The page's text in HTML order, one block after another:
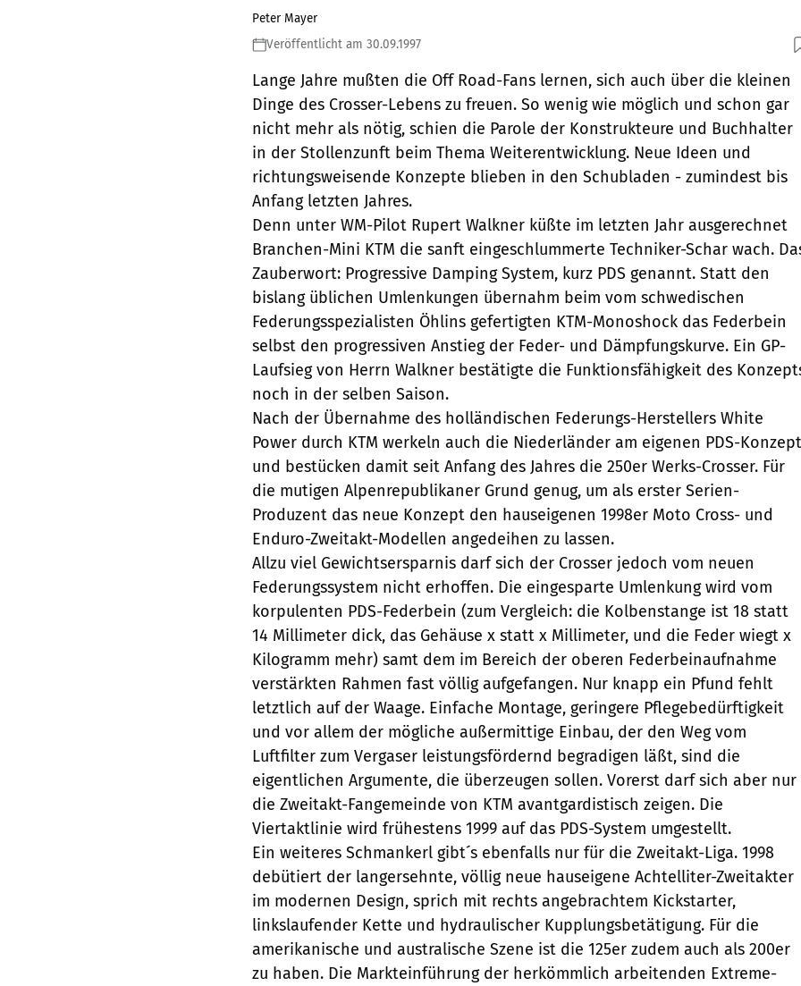
Peter Mayer
Veröffentlicht am 30.09.1997
Lange Jahre mußten die Off Road-Fans lernen, sich auch über die kleinen
Dinge des Crosser-Lebens zu freuen. So wenig wie möglich und schon gar
nicht mehr als nötig, schien die Parole der Konstrukteure und Buchhalter
in der Stollenzunft beim Thema Weiterentwicklung. Neue Ideen und
richtungsweisende Konzepte blieben in den Schubladen - zumindest bis
Anfang letzten Jahres.
Denn unter WM-Pilot Rupert Walkner küßte im letzten Jahr ausgerechnet
Branchen-Mini KTM die sanft eingeschlummerte Techniker-Schar wach.
Zauberwort: Progressive Damping System, kurz PDS genannt. Statt den
bislang üblichen Umlenkungen übernahm beim vom schwedischen
Federungsspezialisten Öhlins gefertigten KTM-Monoshock das Federbein
selbst den progressiven Anstieg der Feder- und Dämpfungskurve. Ein GP-
Laufsieg von Herrn Walkner bestätigte die Funktionsfähigkeit des
noch in der selben Saison.
Nach der Übernahme des holländischen Federungs-Herstellers White
Power durch KTM werkeln auch die Niederländer am eigenen PDS-Konzept
und bestücken damit seit Anfang des Jahres die 250er Werks-Crosser. Für
die mutigen Alpenrepublikaner Grund genug, um als erster Serien-
Produzent das neue Konzept den hauseigenen 1998er Moto Cross- und
Enduro-Zweitakt-Modellen angedeihen zu lassen.
Allzu viel Gewichtsersparnis darf sich der Crosser jedoch vom neuen
Federungssystem nicht erhoffen. Die eingesparte Umlenkung wird vom
korpulenten PDS-Federbein (zum Vergleich: die Kolbenstange ist 18 statt
14 Millimeter dick, das Gehäuse x statt x Millimeter, und die Feder wiegt x
Kilogramm mehr) samt dem im Bereich der oberen Federbeinaufnahme
verstärkten Rahmen fast völlig aufgefangen. Nur knapp ein Pfund fehlt
letztlich auf der Waage. Einfache Montage, geringere Pflegebedürftigkeit
und vor allem der mögliche außermittige Einbau, der den Weg vom
Luftfilter zum Vergaser leistungsfördernd begradigen läßt, sind die
eigentlichen Argumente, die überzeugen sollen. Vorerst darf sich aber nur
die Zweitakt-Fangemeinde von KTM avantgardistisch zeigen. Die
Viertaktlinie wird frühestens 1999 auf das PDS-System umgestellt.
Ein weiteres Schmankerl gibt´s ebenfalls nur für die Zweitakt-Liga. 1998
debütiert der langersehnte, völlig neue hauseigene Achtelliter-Zweitakter
im modernen Design, sprich mit rechts angebrachtem Kickstarter,
linkslaufender Kette und hydraulischer Kupplungsbetätigung. Für die
amerikanische und australische Szene ist die 125er zudem auch als 200er
zu haben. Die Markteinführung der herkömmlich arbeitenden Extreme-